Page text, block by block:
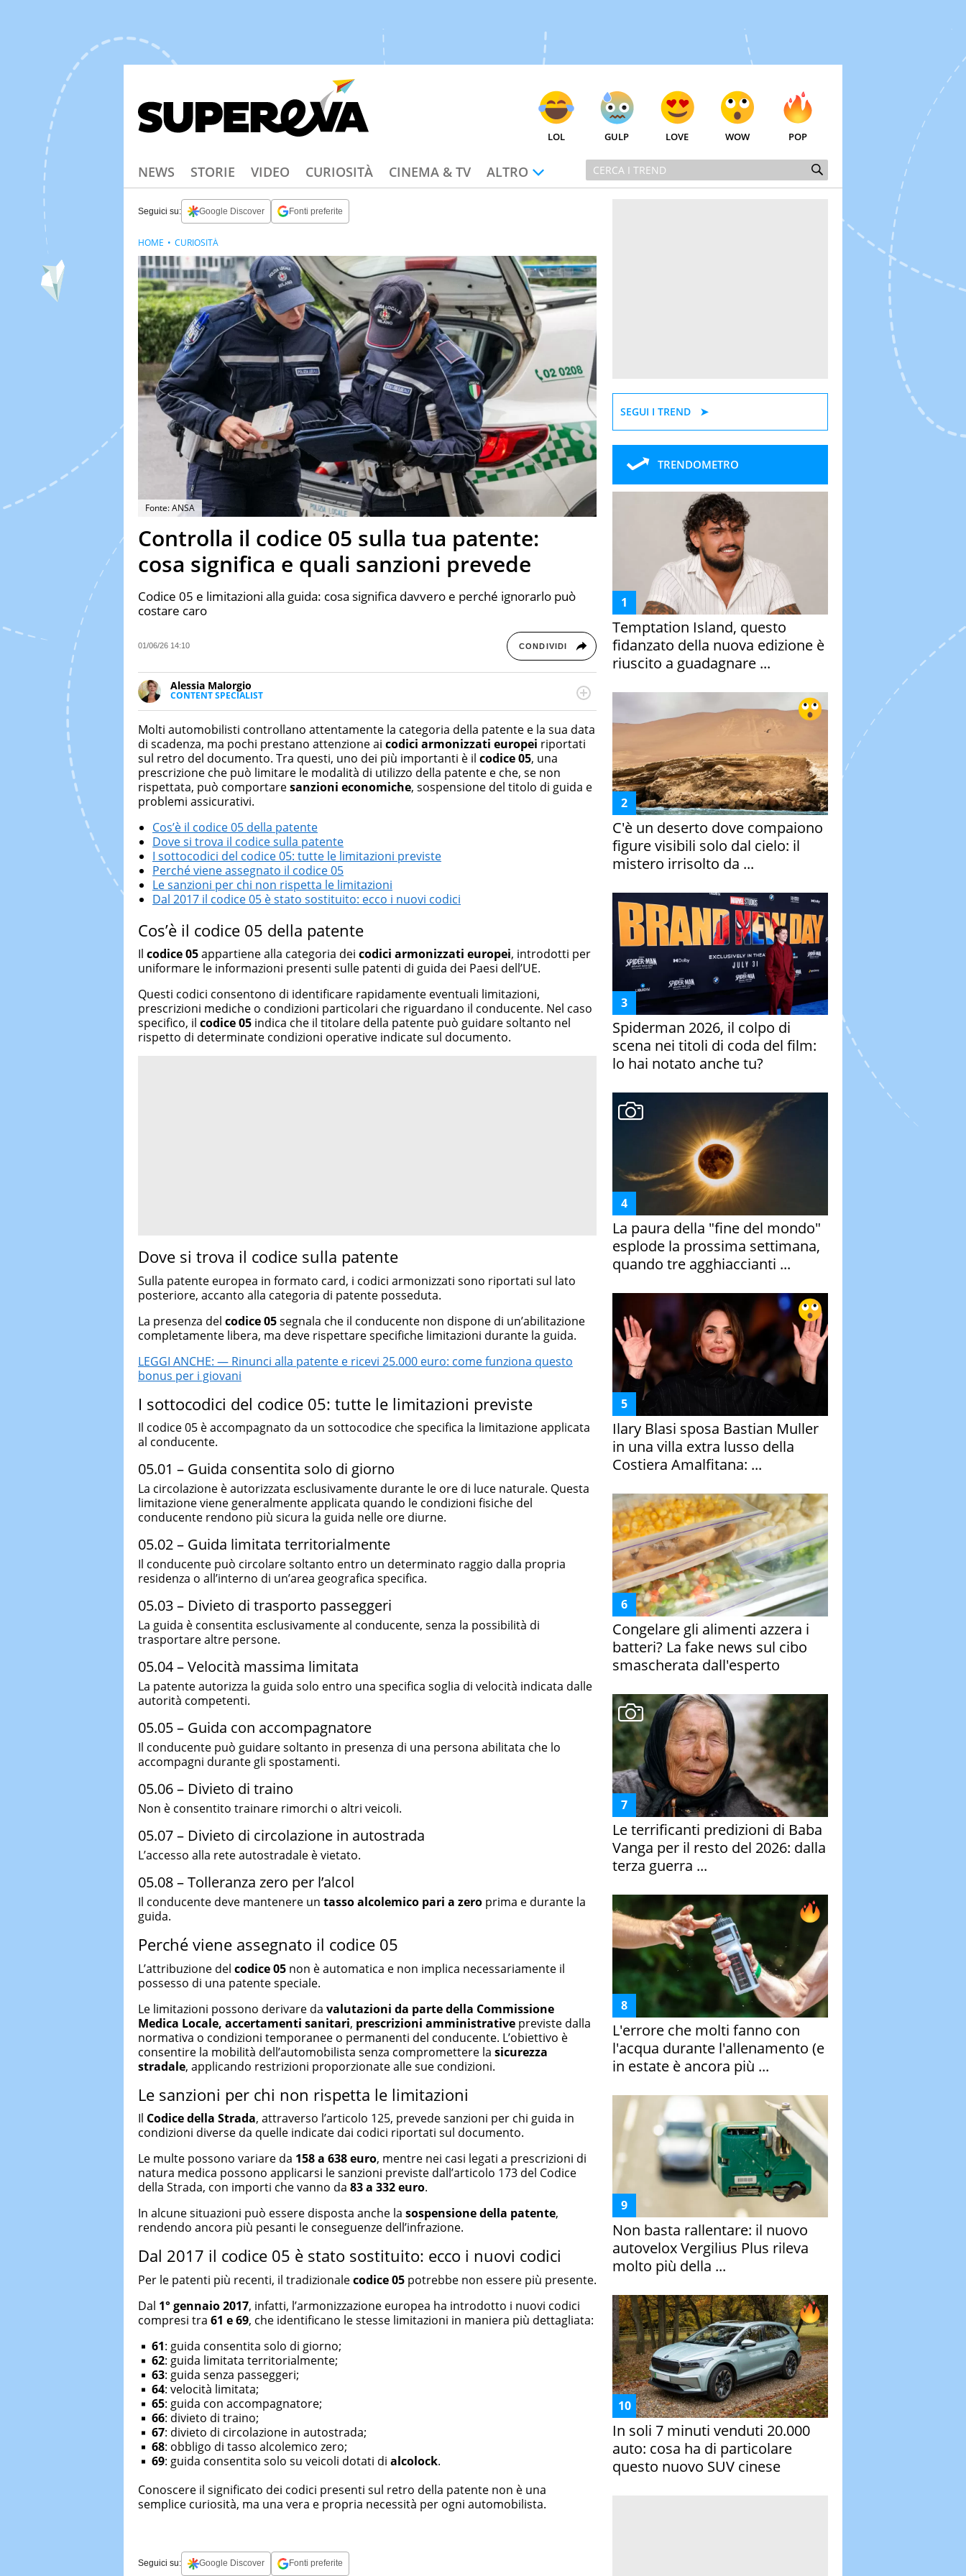
LOL GULP LOVE WOW POP
NEWS STORIE VIDEO CURIOSITÀ CINEMA & TV ALTRO
Seguici su: Google Discover Fonti preferite
Fonte: ANSA
Controlla il codice 05 sulla tua patente:
cosa significa e quali sanzioni prevede
Codice 05 e limitazioni alla guida: cosa significa davvero e perché ignorarlo può
costare caro
01/06/26 14:10 CONDIVIDI
Alessia Malorgio
CONTENT SPECIALIST
Ha conseguito un Master in Marketing Management e Google Digital Training su
di strategie marketing attraverso canali digitali.
HOME CURIOSITÀ
Molti automobilisti controllano attentamente la categoria della patente e la sua data
di scadenza, ma pochi prestano attenzione ai codici armonizzati europei riportati
sul retro del documento. Tra questi, uno dei più importanti è il codice 05, una
prescrizione che può limitare le modalità di utilizzo della patente e che, se non
rispettata, può comportaresanzioni economiche, sospensione del titolo di guida e
problemi assicurativi.
Cos’è il codice 05 della patente
Dove si trova il codice sulla patente
I sottocodici del codice 05: tutte le limitazioni previste
Perché viene assegnato il codice 05
Le sanzioni per chi non rispetta le limitazioni
Dal 2017 il codice 05 è stato sostituito: ecco i nuovi codici
Cos’è il codice 05 della patente
Il codice 05appartiene alla categoria dei codici armonizzati europei, introdotti per
uniformare le informazioni presenti sulle patenti di guida dei Paesi dell’UE.
Questi codici consentono di identificare rapidamente eventuali limitazioni,
prescrizioni mediche o condizioni particolari che riguardano il conducente. Nel caso
specifico, il codice 05 indica che il titolare della patente può guidare soltanto nel
rispetto di determinate condizioni operative indicate sul documento.
Dove si trova il codice sulla patente
Sulla patente europea in formato card, i codici armonizzati sono riportati sul lato
posteriore, accanto alla categoria di patente posseduta.
La presenza del codice 05segnala che il conducente non dispone di un’abilitazione
completamente libera, ma deve rispettare specifiche limitazioni durante la guida.
LEGGI ANCHE: — Rinunci alla patente e ricevi 25.000 euro: come funziona questo
bonus per i giovani
I sottocodici del codice 05: tutte le limitazioni previste
Il codice 05 è accompagnato da un sottocodice che specifica la limitazione applicata
al conducente.
05.01 – Guida consentita solo di giorno
La circolazione è autorizzata esclusivamente durante le ore di luce naturale. Questa
limitazione viene generalmente applicata quando le condizioni fisiche del
conducente rendono più sicura la guida nelle ore diurne.
05.02 – Guida limitata territorialmente
Il conducente può circolare soltanto entro un determinato raggio dalla propria
residenza o all’interno di un’area geografica specifica.
05.03 – Divieto di trasporto passeggeri
La guida è consentita esclusivamente al conducente, senza la possibilità di
trasportare altre persone.
05.04 – Velocità massima limitata
La patente autorizza la guida solo entro una specifica soglia di velocità indicata dalle
autorità competenti.
05.05 – Guida con accompagnatore
Il conducente può guidare soltanto in presenza di una persona abilitata che lo
accompagni durante gli spostamenti.
05.06 – Divieto di traino
Non è consentito trainare rimorchi o altri veicoli.
05.07 – Divieto di circolazione in autostrada
L’accesso alla rete autostradale è vietato.
05.08 – Tolleranza zero per l’alcol
Il conducente deve mantenere un tasso alcolemico pari a zero prima e durante la
guida.
Perché viene assegnato il codice 05
L’attribuzione del codice 05 non è automatica e non implica necessariamente il
possesso di una patente speciale.
Le limitazioni possono derivare da valutazioni da parte della Commissione
Medica Locale, accertamenti sanitari, prescrizioni amministrative previste dalla
normativa o condizioni temporanee o permanenti del conducente. L’obiettivo è
consentire la mobilità dell’automobilista senza compromettere la sicurezza
stradale, applicando restrizioni proporzionate alle sue condizioni.
Le sanzioni per chi non rispetta le limitazioni
Il Codice della Strada, attraverso l’articolo 125, prevede sanzioni per chi guida in
condizioni diverse da quelle indicate dai codici riportati sul documento.
Le multe possono variare da 158 a 638 euro, mentre nei casi legati a prescrizioni di
natura medica possono applicarsi le sanzioni previste dall’articolo 173 del Codice
della Strada, con importi che vanno da 83 a 332 euro.
In alcune situazioni può essere disposta anche la sospensione della patente,
rendendo ancora più pesanti le conseguenze dell’infrazione.
Dal 2017 il codice 05 è stato sostituito: ecco i nuovi codici
Per le patenti più recenti, il tradizionalecodice 05 potrebbe non essere più presente.
Dal 1° gennaio 2017, infatti, l’armonizzazione europea ha introdotto i nuovi codici
compresi tra 61 e 69, che identificano le stesse limitazioni in maniera più dettagliata:
61: guida consentita solo di giorno;
62: guida limitata territorialmente;
63: guida senza passeggeri;
64: velocità limitata;
65: guida con accompagnatore;
66: divieto di traino;
67: divieto di circolazione in autostrada;
68: obbligo di tasso alcolemico zero;
69: guida consentita solo su veicoli dotati di alcolock.
Conoscere il significato dei codici presenti sul retro della patente non è una
semplice curiosità, ma una vera e propria necessità per ogni automobilista.
Seguici su: Google Discover Fonti preferite
SEGUI I TREND
TRENDOMETRO
Temptation Island, questo
fidanzato della nuova edizione è
riuscito a guadagnare ...
C'è un deserto dove compaiono
figure visibili solo dal cielo: il
mistero irrisolto da ...
Spiderman 2026, il colpo di
scena nei titoli di coda del film:
lo hai notato anche tu?
La paura della "fine del mondo"
esplode la prossima settimana,
quando tre agghiaccianti ...
Ilary Blasi sposa Bastian Muller
in una villa extra lusso della
Costiera Amalfitana: ...
Congelare gli alimenti azzera i
batteri? La fake news sul cibo
smascherata dall'esperto
Le terrificanti predizioni di Baba
Vanga per il resto del 2026: dalla
terza guerra ...
L'errore che molti fanno con
l'acqua durante l'allenamento (e
in estate è ancora più ...
Non basta rallentare: il nuovo
autovelox Vergilius Plus rileva
molto più della ...
In soli 7 minuti venduti 20.000
auto: cosa ha di particolare
questo nuovo SUV cinese